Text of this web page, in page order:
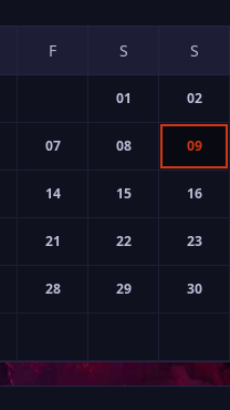
01 02
07 08 09
14 15 16
21 22 23
28 29 30